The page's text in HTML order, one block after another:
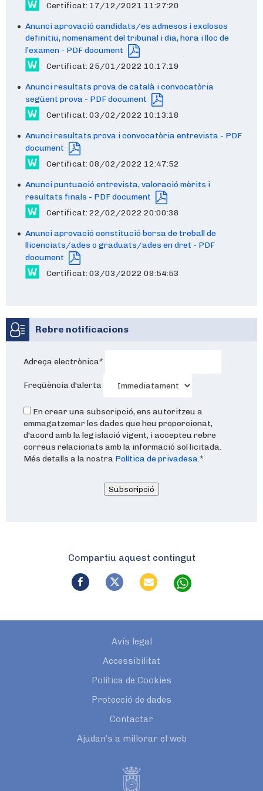
Certificat: 17/12/2021 11:27:20
Anunci aprovació candidats/es admesos i exclosos
definitiu, nomenament del tribunal i dia, hora i lloc de
l’examen - PDF document
Certificat: 25/01/2022 10:17:19
Anunci resultats prova de català i convocatòria
següent prova - PDF document
Certificat: 03/02/2022 10:13:18
Anunci resultats prova i convocatòria entrevista - PDF
document
Certificat: 08/02/2022 12:47:52
Anunci puntuació entrevista, valoració mèrits i
resultats finals - PDF document
Certificat: 22/02/2022 20:00:38
Anunci aprovació constitució borsa de treball de
llicenciats/ades o graduats/ades en dret - PDF
document
Certificat: 03/03/2022 09:54:53
Rebre notificacions
Adreça electrònica*
Freqüència d'alerta
En crear una subscripció, ens autoritzeu a
emmagatzemar les dades que heu proporcionat,
d'acord amb la legislació vigent, i accepteu rebre
correus relacionats amb la informació sol·licitada.
Més detalls a la nostra Política de privadesa.*
Subscripció
Compartiu aquest contingut
Avís legal
Accessibilitat
Política de Cookies
Protecció de dades
Contactar
Ajudan’s a millorar el web